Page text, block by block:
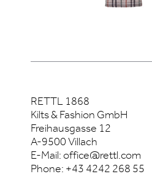
RETTL 1868
Kilts & Fashion GmbH
Freihausgasse 12
A-9500 Villach
E-Mail:office@rettl.com
Phone: +43 4242 268 55